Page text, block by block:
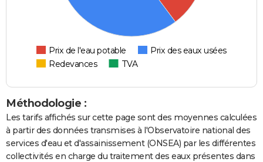
Prix de l'eau potable
Prix des eaux usées
Redevances
TVA
Méthodologie :
Les tarifs affichés sur cette page sont des moyennes calculées
à partir des données transmises à l'Observatoire national des
services d'eau et d'assainissement (ONSEA) par les différentes
collectivités en charge du traitement des eaux présentes dans